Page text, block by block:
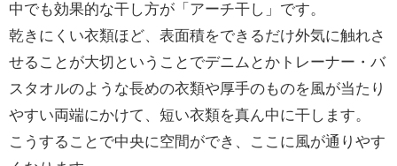
中でも効果的な干し方が「アーチ干し」です。
乾きにくい衣類ほど、表面積をできるだけ外気に触れさ
せることが大切ということでデニムとかトレーナー・バ
スタオルのような長めの衣類や厚手のものを風が当たり
やすい両端にかけて、短い衣類を真ん中に干します。
こうすることで中央に空間ができ、ここに風が通りやす